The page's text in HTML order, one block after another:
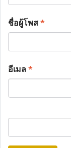
ชื่อผู้โพส*
อีเมล*